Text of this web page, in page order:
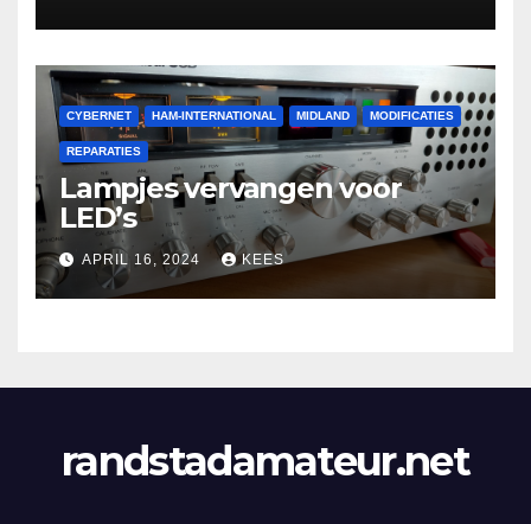
CYBERNET HAM-INTERNATIONAL MIDLAND MODIFICATIES
REPARATIES
Lampjes vervangen voor
LED’s
APRIL 16, 2024 KEES
randstadamateur.net